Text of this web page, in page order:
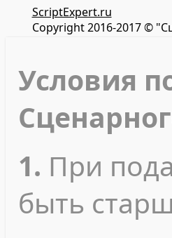
ScriptExpert.ru
Copyright 2016-2017 ©
Условия
1. При
быть